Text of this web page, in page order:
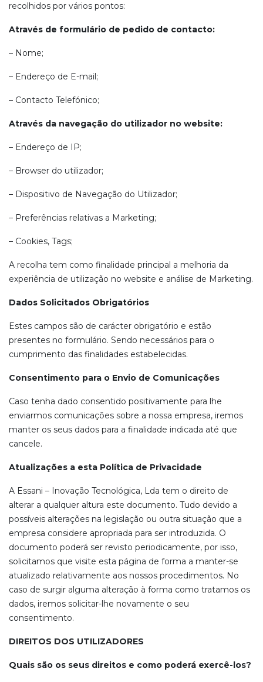
recolhidos por vários pontos:
Através de formulário de pedido de contacto:
– Nome;
– Endereço de E-mail;
– Contacto Telefónico;
Através da navegação do utilizador no website:
– Endereço de IP;
– Browser do utilizador;
– Dispositivo de Navegação do Utilizador;
– Preferências relativas a Marketing;
– Cookies, Tags;
A recolha tem como finalidade principal a melhoria da
experiência de utilização no website e análise de Marketing.
Dados Solicitados Obrigatórios
Estes campos são de carácter obrigatório e estão
presentes no formulário. Sendo necessários para o
cumprimento das finalidades estabelecidas.
Consentimento para o Envio de Comunicações
Caso tenha dado consentido positivamente para lhe
enviarmos comunicações sobre a nossa empresa, iremos
manter os seus dados para a finalidade indicada até que
cancele.
Atualizações a esta Política de Privacidade
A Essani – Inovação Tecnológica, Lda tem o direito de
alterar a qualquer altura este documento. Tudo devido a
possíveis alterações na legislação ou outra situação que a
empresa considere apropriada para ser introduzida. O
documento poderá ser revisto periodicamente, por isso,
solicitamos que visite esta página de forma a manter-se
atualizado relativamente aos nossos procedimentos. No
caso de surgir alguma alteração à forma como tratamos os
dados, iremos solicitar-lhe novamente o seu
consentimento.
DIREITOS DOS UTILIZADORES
Quais são os seus direitos e como poderá exercê-los?